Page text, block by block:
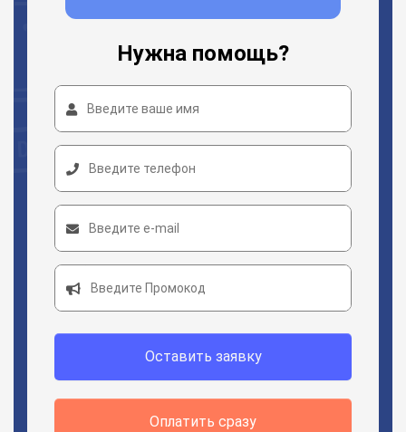
Нужна помощь?
Оставить заявку
Оплатить сразу